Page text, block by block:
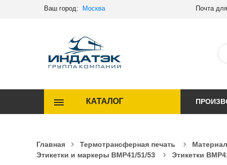
Ваш город: Москва Почта
КАТАЛОГ
Главная Термотрансферная печать
Этикетки и маркеры BMP41/51/53
Этикетки